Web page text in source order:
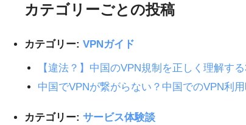
カテゴリーごとの投稿
カテゴリー: VPNガイド
【違法？】中国のVPN規制を正しく理解す
中国でVPNが繋がらない？中国でのVPN利
カテゴリー: サービス体験談